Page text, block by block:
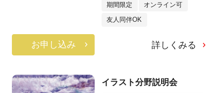
期間限定 オンライン可
友人同伴OK
お申し込み 詳しくみる
イラスト分野説明会